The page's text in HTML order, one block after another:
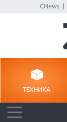
CNews|
ТЕХНИКА